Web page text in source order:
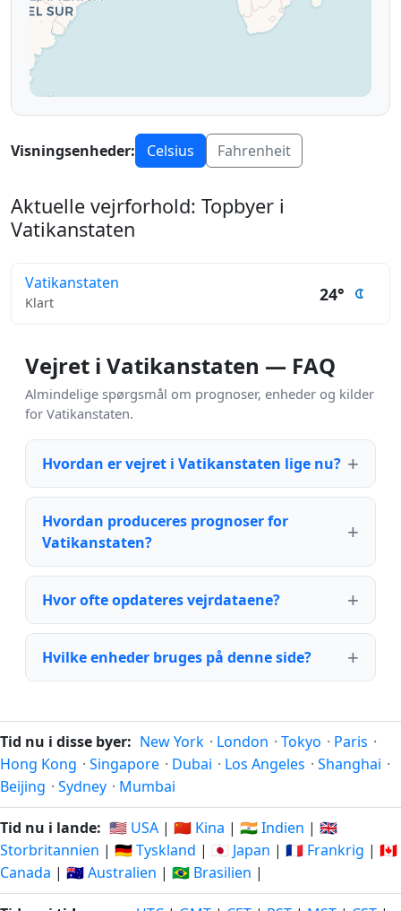
Visningsenheder: Celsius Fahrenheit
Aktuelle vejrforhold: Topbyer i
Vatikanstaten
Vatikanstaten
Klart 24°
Vejret i Vatikanstaten — FAQ
Almindelige spørgsmål om prognoser, enheder og kilder
for Vatikanstaten.
Hvordan er vejret i Vatikanstaten lige nu?
Hvordan produceres prognoser for
Vatikanstaten?
Hvor ofte opdateres vejrdataene?
Hvilke enheder bruges på denne side?
Tid nu i disse byer: New York · London · Tokyo · Paris ·
Hong Kong · Singapore · Dubai · Los Angeles · Shanghai ·
Beijing · Sydney · Mumbai
Tid nu i lande: 🇺🇸 USA | 🇨🇳 Kina | 🇮🇳 Indien | 🇬🇧
Storbritannien | 🇩🇪 Tyskland | 🇯🇵 Japan | 🇫🇷 Frankrig | 🇨🇦
Canada | 🇦🇺 Australien | 🇧🇷 Brasilien |